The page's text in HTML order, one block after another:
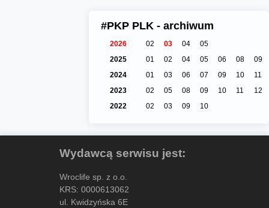
#PKP PLK - archiwum
2026 02 03 04
05
2025
01 02 04 05 06 08
09
2024
01 03 06 07 09 10
11
2023
02 05 08 09 10 11
12
2022
02 03 09 10
Wydawcą serwisu jest:
Wroclife sp. z o.o.
KRS: 0000613062
ul. Kwidzyńska 6E